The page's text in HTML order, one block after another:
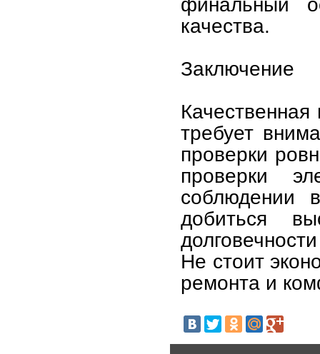
качества.
Заключение
Качественная
требует
проверки
проверки
соблюдении
добиться
Не стоит
ремонта и